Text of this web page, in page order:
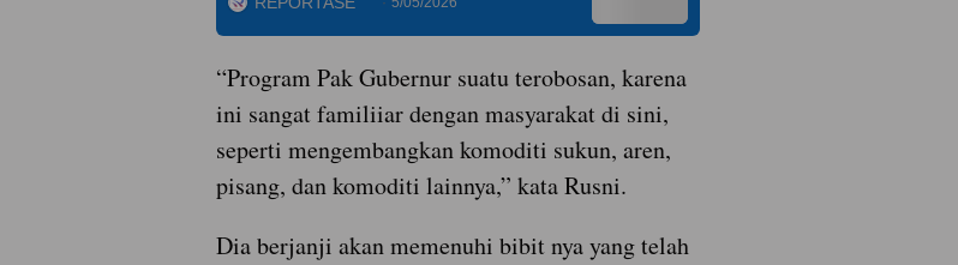
“Program Pak Gubernur suatu terobosan, karena
ini sangat familiiar dengan masyarakat di sini,
seperti mengembangkan komoditi sukun, aren,
pisang, dan komoditi lainnya,” kata Rusni.
Dia berjanji akan memenuhi bibit nya yang telah